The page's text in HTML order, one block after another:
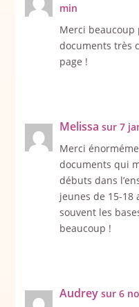
min
Merci beaucoup
documents très
page !
Melissa sur 7
Merci
documents qui
débuts dans
jeunes de 15-18
souvent les
beaucoup !
Audrey sur 6